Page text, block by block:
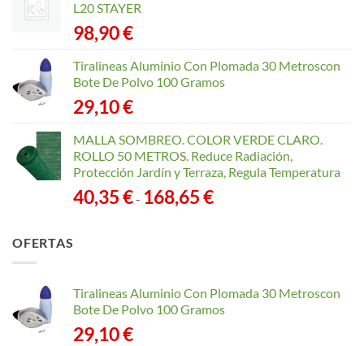
L20 STAYER
98,90€
Tiralineas Aluminio Con Plomada 30 Metroscon
Bote De Polvo 100 Gramos
29,10€
MALLA SOMBREO. COLOR VERDE CLARO.
ROLLO 50 METROS. Reduce Radiación,
Protección Jardín y Terraza, Regula Temperatura
40,35€- 168,65€Rango
168,65 €
OFERTAS
Tiralineas Aluminio Con Plomada 30 Metroscon
Bote De Polvo 100 Gramos
29,10€